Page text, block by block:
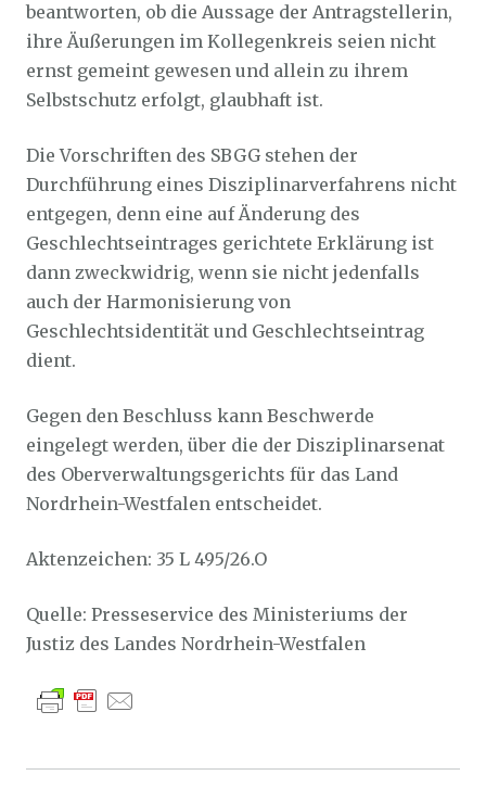
beantworten, ob die Aussage der Antragstellerin,
ihre Äußerungen im Kollegenkreis seien nicht
ernst gemeint gewesen und allein zu ihrem
Selbstschutz erfolgt, glaubhaft ist.
Die Vorschriften des SBGG stehen der
Durchführung eines Disziplinarverfahrens nicht
entgegen, denn eine auf Änderung des
Geschlechtseintrages gerichtete Erklärung ist
dann zweckwidrig, wenn sie nicht jedenfalls
auch der Harmonisierung von
Geschlechtsidentität und Geschlechtseintrag
dient.
Gegen den Beschluss kann Beschwerde
eingelegt werden, über die der Disziplinarsenat
des Oberverwaltungsgerichts für das Land
Nordrhein-Westfalen entscheidet.
Aktenzeichen: 35 L 495/26.O
Quelle: Presseservice des Ministeriums der
Justiz des Landes Nordrhein-Westfalen